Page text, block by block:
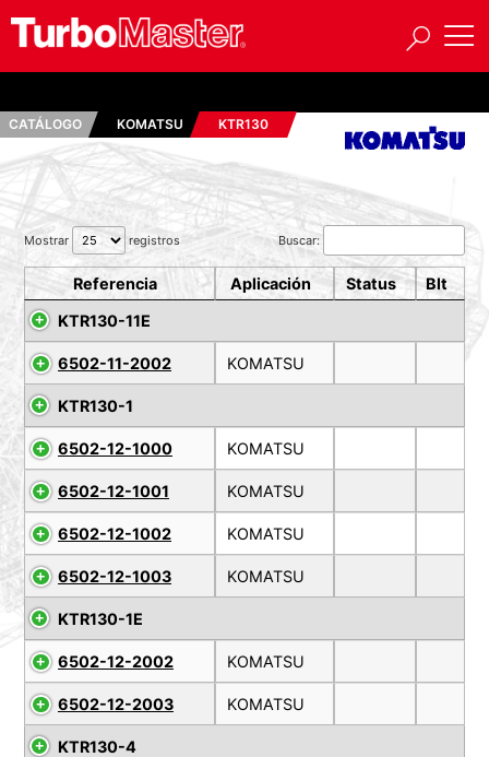
CATÁLOGO KOMATSU KTR130
Mostrar registros Buscar:
Referencia Aplicación Status
Blt
KTR130-11E
6502-11-2002 KOMATSU
KTR130-1
6502-12-1000 KOMATSU
6502-12-1001 KOMATSU
6502-12-1002 KOMATSU
6502-12-1003 KOMATSU
KTR130-1E
6502-12-2002 KOMATSU
6502-12-2003 KOMATSU
KTR130-4